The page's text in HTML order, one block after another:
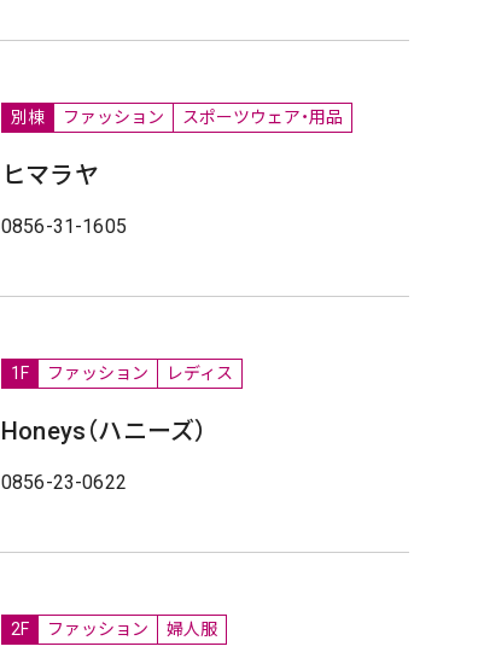
別棟 ファッション スポーツウェア・用品
ヒマラヤ
0856-31-1605
1F ファッション レディス
Honeys（ハニーズ）
0856-23-0622
2F ファッション 婦人服